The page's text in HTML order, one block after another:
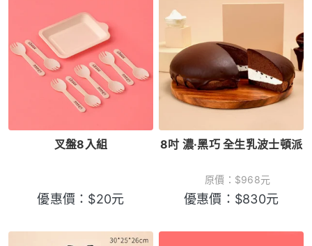
叉盤8入組
優惠價： $20元
8吋 濃·黑巧 全生乳波士頓派
原價： $968元
優惠價： $830元